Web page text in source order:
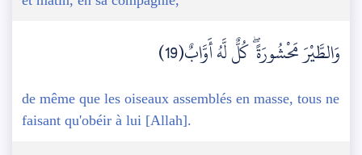
وَالطَّيْرَ مَحْشُورَةً ۖ كُلٌّ لَّهُ أَوَّابٌ(19)
de même que les oiseaux assemblés en masse, tous ne
faisant qu'obéir à lui [Allah].